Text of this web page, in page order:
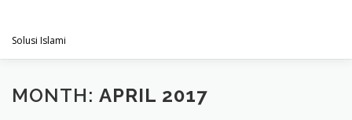
content
Solusi Islami
VISI & MISI LAYANAN KAMI
MONTH: APRIL 2017